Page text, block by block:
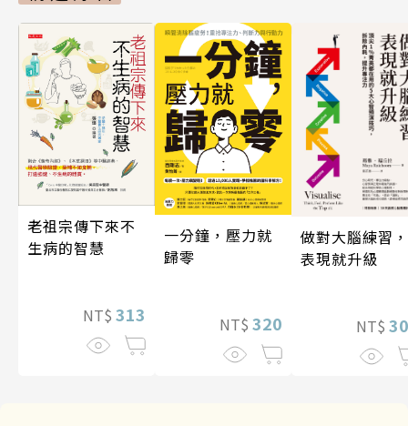
老祖宗傳下來不
生病的智慧
NT$ 313
一分鐘，壓力就
歸零
NT$ 320
做對大腦練習，
表現就升級
NT$